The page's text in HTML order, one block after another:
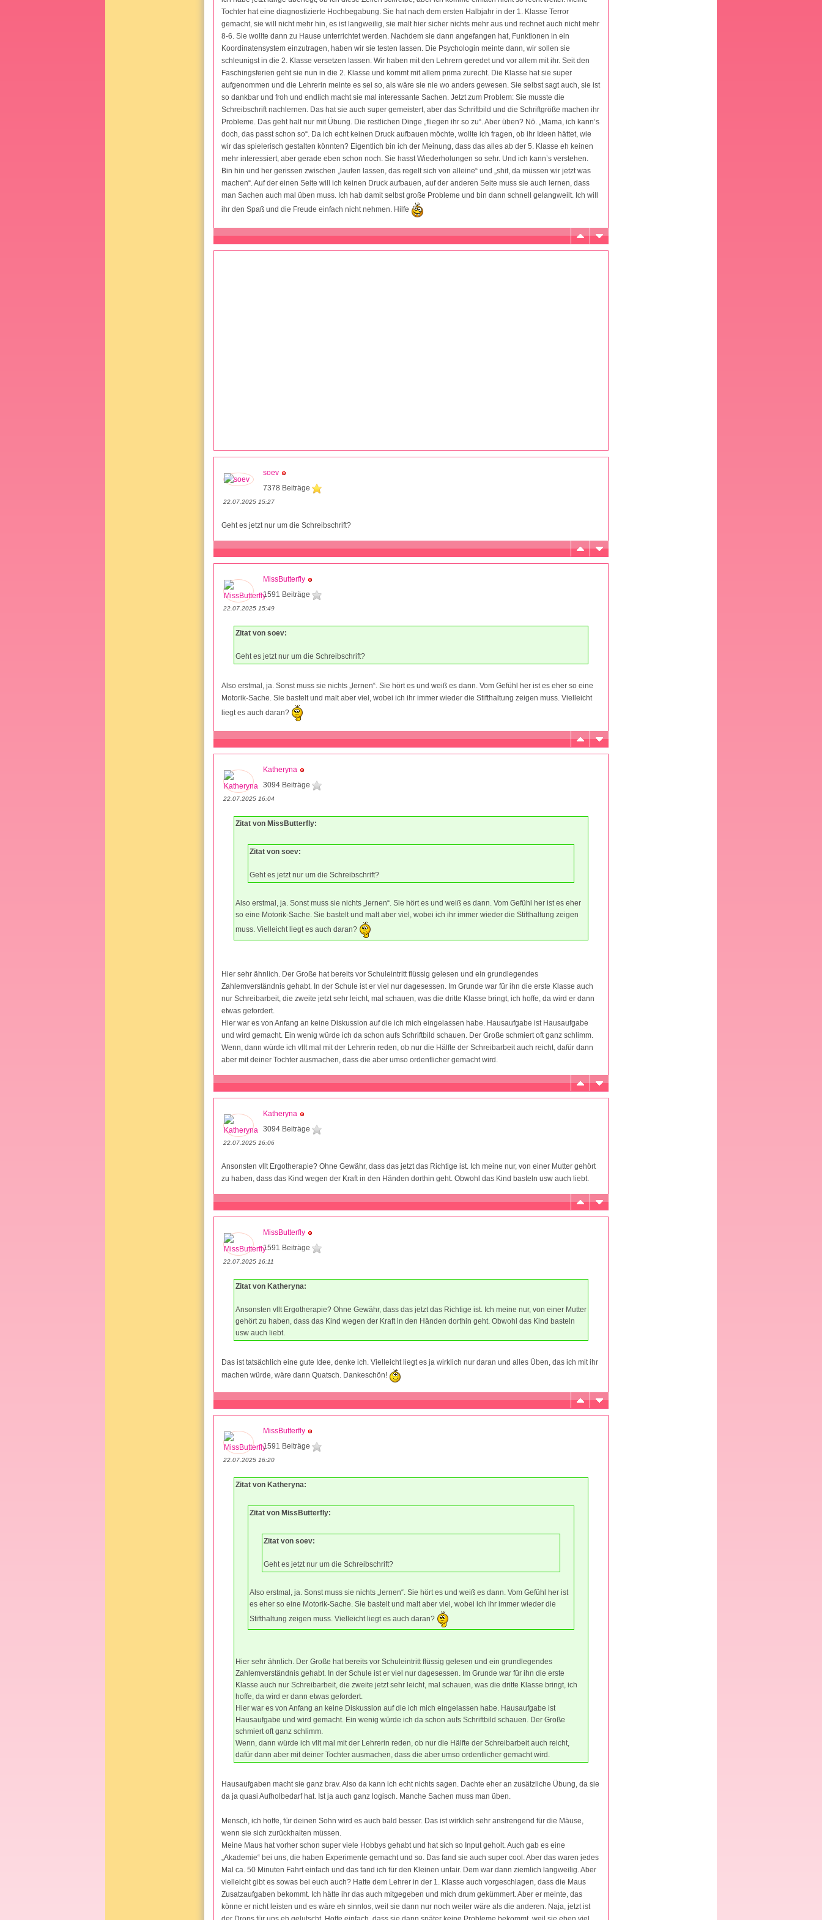
Tochter hat eine diagnostizierte Hochbegabung. Sie hat nach dem ersten Halbjahr in der 1. Klasse Terror
gemacht, sie will nicht mehr hin, es ist langweilig, sie malt hier sicher nichts mehr aus und rechnet auch nicht mehr
8-6. Sie wollte dann zu Hause unterrichtet werden. Nachdem sie dann angefangen hat, Funktionen in ein
Koordinatensystem einzutragen, haben wir sie testen lassen. Die Psychologin meinte dann, wir sollen sie
schleunigst in die 2. Klasse versetzen lassen. Wir haben mit den Lehrern geredet und vor allem mit ihr. Seit den
Faschingsferien geht sie nun in die 2. Klasse und kommt mit allem prima zurecht. Die Klasse hat sie super
aufgenommen und die Lehrerin meinte es sei so, als wäre sie nie wo anders gewesen. Sie selbst sagt auch, sie ist
so dankbar und froh und endlich macht sie mal interessante Sachen. Jetzt zum Problem: Sie musste die
Schreibschrift nachlernen. Das hat sie auch super gemeistert, aber das Schriftbild und die Schriftgröße machen ihr
Probleme. Das geht halt nur mit Übung. Die restlichen Dinge „fliegen ihr so zu“. Aber üben? Nö. „Mama, ich kann’s
doch, das passt schon so“. Da ich echt keinen Druck aufbauen möchte, wollte ich fragen, ob ihr Ideen hättet, wie
wir das spielerisch gestalten könnten? Eigentlich bin ich der Meinung, dass das alles ab der 5. Klasse eh keinen
mehr interessiert, aber gerade eben schon noch. Sie hasst Wiederholungen so sehr. Und ich kann’s verstehen.
Bin hin und her gerissen zwischen „laufen lassen, das regelt sich von alleine“ und „shit, da müssen wir jetzt was
machen“. Auf der einen Seite will ich keinen Druck aufbauen, auf der anderen Seite muss sie auch lernen, dass
man Sachen auch mal üben muss. Ich hab damit selbst große Probleme und bin dann schnell gelangweilt. Ich will
ihr den Spaß und die Freude einfach nicht nehmen. Hilfe
soev
7378 Beiträge
22.07.2025 15:27
Geht es jetzt nur um die Schreibschrift?
MissButterfly
1591 Beiträge
22.07.2025 15:49
Zitat von soev:
Geht es jetzt nur um die Schreibschrift?
Also erstmal, ja. Sonst muss sie nichts „lernen“. Sie hört es und weiß es dann. Vom Gefühl her ist es eher so eine
Motorik-Sache. Sie bastelt und malt aber viel, wobei ich ihr immer wieder die Stifthaltung zeigen muss. Vielleicht
liegt es auch daran?
Katheryna
3094 Beiträge
22.07.2025 16:04
Zitat von MissButterfly:
Zitat von soev:
Geht es jetzt nur um die Schreibschrift?
Also erstmal, ja. Sonst muss sie nichts „lernen“. Sie hört es und weiß es dann. Vom Gefühl her ist es eher
so eine Motorik-Sache. Sie bastelt und malt aber viel, wobei ich ihr immer wieder die Stifthaltung zeigen
muss. Vielleicht liegt es auch daran?
Hier sehr ähnlich. Der Große hat bereits vor Schuleintritt flüssig gelesen und ein grundlegendes
Zahlemverständnis gehabt. In der Schule ist er viel nur dagesessen. Im Grunde war für ihn die erste Klasse auch
nur Schreibarbeit, die zweite jetzt sehr leicht, mal schauen, was die dritte Klasse bringt, ich hoffe, da wird er dann
etwas gefordert.
Hier war es von Anfang an keine Diskussion auf die ich mich eingelassen habe. Hausaufgabe ist Hausaufgabe
und wird gemacht. Ein wenig würde ich da schon aufs Schriftbild schauen. Der Große schmiert oft ganz schlimm.
Wenn, dann würde ich vllt mal mit der Lehrerin reden, ob nur die Hälfte der Schreibarbeit auch reicht, dafür dann
aber mit deiner Tochter ausmachen, dass die aber umso ordentlicher gemacht wird.
Katheryna
3094 Beiträge
22.07.2025 16:06
Ansonsten vllt Ergotherapie? Ohne Gewähr, dass das jetzt das Richtige ist. Ich meine nur, von einer Mutter gehört
zu haben, dass das Kind wegen der Kraft in den Händen dorthin geht. Obwohl das Kind basteln usw auch liebt.
MissButterfly
1591 Beiträge
22.07.2025 16:11
Zitat von Katheryna:
Ansonsten vllt Ergotherapie? Ohne Gewähr, dass das jetzt das Richtige ist. Ich meine nur, von einer Mutter
gehört zu haben, dass das Kind wegen der Kraft in den Händen dorthin geht. Obwohl das Kind basteln
usw auch liebt.
Das ist tatsächlich eine gute Idee, denke ich. Vielleicht liegt es ja wirklich nur daran und alles Üben, das ich mit ihr
machen würde, wäre dann Quatsch. Dankeschön!
MissButterfly
1591 Beiträge
22.07.2025 16:20
Zitat von Katheryna:
Zitat von MissButterfly:
Zitat von soev:
Geht es jetzt nur um die Schreibschrift?
Also erstmal, ja. Sonst muss sie nichts „lernen“. Sie hört es und weiß es dann. Vom Gefühl her ist
es eher so eine Motorik-Sache. Sie bastelt und malt aber viel, wobei ich ihr immer wieder die
Stifthaltung zeigen muss. Vielleicht liegt es auch daran?
Hier sehr ähnlich. Der Große hat bereits vor Schuleintritt flüssig gelesen und ein grundlegendes
Zahlemverständnis gehabt. In der Schule ist er viel nur dagesessen. Im Grunde war für ihn die erste
Klasse auch nur Schreibarbeit, die zweite jetzt sehr leicht, mal schauen, was die dritte Klasse bringt, ich
hoffe, da wird er dann etwas gefordert.
Hier war es von Anfang an keine Diskussion auf die ich mich eingelassen habe. Hausaufgabe ist
Hausaufgabe und wird gemacht. Ein wenig würde ich da schon aufs Schriftbild schauen. Der Große
schmiert oft ganz schlimm.
Wenn, dann würde ich vllt mal mit der Lehrerin reden, ob nur die Hälfte der Schreibarbeit auch reicht,
dafür dann aber mit deiner Tochter ausmachen, dass die aber umso ordentlicher gemacht wird.
Hausaufgaben macht sie ganz brav. Also da kann ich echt nichts sagen. Dachte eher an zusätzliche Übung, da sie
da ja quasi Aufholbedarf hat. Ist ja auch ganz logisch. Manche Sachen muss man üben.
Mensch, ich hoffe, für deinen Sohn wird es auch bald besser. Das ist wirklich sehr anstrengend für die Mäuse,
wenn sie sich zurückhalten müssen.
Meine Maus hat vorher schon super viele Hobbys gehabt und hat sich so Input geholt. Auch gab es eine
„Akademie“ bei uns, die haben Experimente gemacht und so. Das fand sie auch super cool. Aber das waren jedes
Mal ca. 50 Minuten Fahrt einfach und das fand ich für den Kleinen unfair. Dem war dann ziemlich langweilig. Aber
vielleicht gibt es sowas bei euch auch? Hatte dem Lehrer in der 1. Klasse auch vorgeschlagen, dass die Maus
Zusatzaufgaben bekommt. Ich hätte ihr das auch mitgegeben und mich drum gekümmert. Aber er meinte, das
könne er nicht leisten und es wäre eh sinnlos, weil sie dann nur noch weiter wäre als die anderen. Naja, jetzt ist